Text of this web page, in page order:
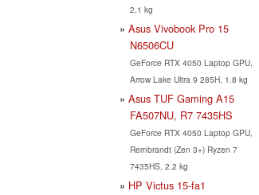
2.1 kg
Asus Vivobook Pro 15
N6506CU
GeForce RTX 4050 Laptop GPU,
Arrow Lake Ultra 9 285H, 1.8 kg
Asus TUF Gaming A15
FA507NU, R7 7435HS
GeForce RTX 4050 Laptop GPU,
Rembrandt (Zen 3+) Ryzen 7
7435HS, 2.2 kg
HP Victus 15-fa1